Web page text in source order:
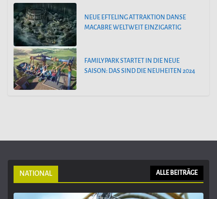
NEUE EFTELING ATTRAKTION DANSE
MACABRE WELTWEIT EINZIGARTIG
FAMILYPARK STARTET IN DIE NEUE
SAISON: DAS SIND DIE NEUHEITEN 2024
NATIONAL ALLE BEITRÄGE